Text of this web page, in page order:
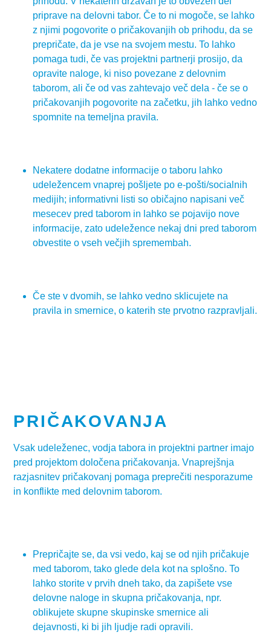
priprave na delovni tabor. Če to ni mogoče, se lahko
z njimi pogovorite o pričakovanjih ob prihodu, da se
prepričate, da je vse na svojem mestu. To lahko
pomaga tudi, če vas projektni partnerji prosijo, da
opravite naloge, ki niso povezane z delovnim
taborom, ali če od vas zahtevajo več dela - če se o
pričakovanjih pogovorite na začetku, jih lahko vedno
spomnite na temeljna pravila.
Nekatere dodatne informacije o taboru lahko
udeležencem vnaprej pošljete po e-pošti/socialnih
medijih; informativni listi so običajno napisani več
mesecev pred taborom in lahko se pojavijo nove
informacije, zato udeležence nekaj dni pred taborom
obvestite o vseh večjih spremembah.
Če ste v dvomih, se lahko vedno sklicujete na
pravila in smernice, o katerih ste prvotno razpravljali.
PRIČAKOVANJA
Vsak udeleženec, vodja tabora in projektni partner imajo
pred projektom določena pričakovanja. Vnaprejšnja
razjasnitev pričakovanj pomaga preprečiti nesporazume
in konflikte med delovnim taborom.
Prepričajte se, da vsi vedo, kaj se od njih pričakuje
med taborom, tako glede dela kot na splošno. To
lahko storite v prvih dneh tako, da zapišete vse
delovne naloge in skupna pričakovanja, npr.
oblikujete skupne skupinske smernice ali
dejavnosti, ki bi jih ljudje radi opravili.